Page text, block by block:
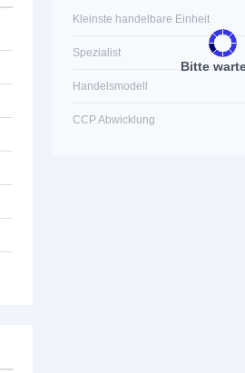
Bitte
Kleinste handelbare Einheit
Spezialist
Handelsmodell
CCP Abwicklung